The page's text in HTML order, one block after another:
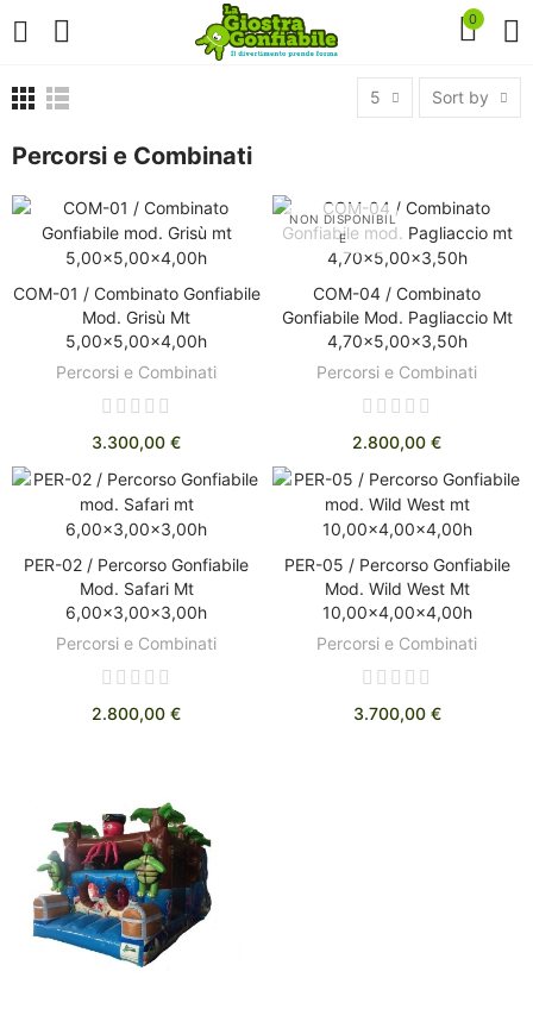
0
5 Sort by
Percorsi e Combinati
AGGIUNGI AL CARRELLO
COM-01 / Combinato Gonfiabile
Mod. Grisù Mt
5,00x5,00x4,00h
Percorsi e Combinati
3.300,00 €
NON DISPONIBIL
E
DISCOVER
COM-04 / Combinato
Gonfiabile Mod. Pagliaccio Mt
4,70x5,00x3,50h
Percorsi e Combinati
2.800,00 €
AGGIUNGI AL CARRELLO
PER-02 / Percorso Gonfiabile
Mod. Safari Mt
6,00x3,00x3,00h
Percorsi e Combinati
2.800,00 €
AGGIUNGI AL CARRELLO
PER-05 / Percorso Gonfiabile
Mod. Wild West Mt
10,00x4,00x4,00h
Percorsi e Combinati
3.700,00 €